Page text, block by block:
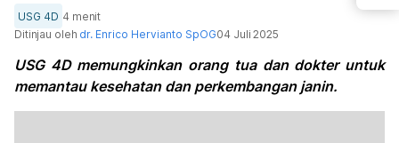
USG 4D 4 menit
Ditinjau oleh dr. Enrico Hervianto SpOG04 Juli 2025
USG 4D memungkinkan orang tua dan dokter untuk
memantau kesehatan dan perkembangan janin.